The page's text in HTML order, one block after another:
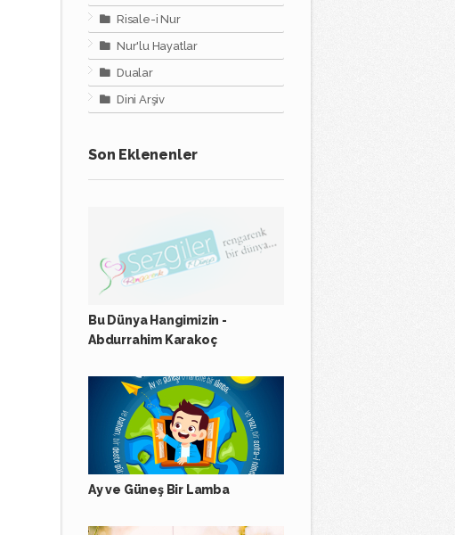
Risale-i Nur
Nur'lu Hayatlar
Dualar
Dini Arşiv
Son Eklenenler
Bu Dünya Hangimizin -
Abdurrahim Karakoç
Ay ve Güneş Bir Lamba